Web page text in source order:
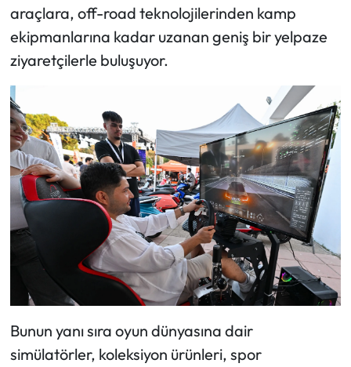
araçlara, off-road teknolojilerinden kamp
ekipmanlarına kadar uzanan geniş bir yelpaze
ziyaretçilerle buluşuyor.
Bunun yanı sıra oyun dünyasına dair
simülatörler, koleksiyon ürünleri, spor